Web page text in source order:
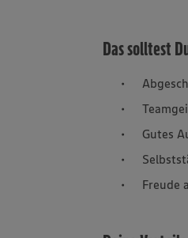
Das solltest
Gutes
Freude